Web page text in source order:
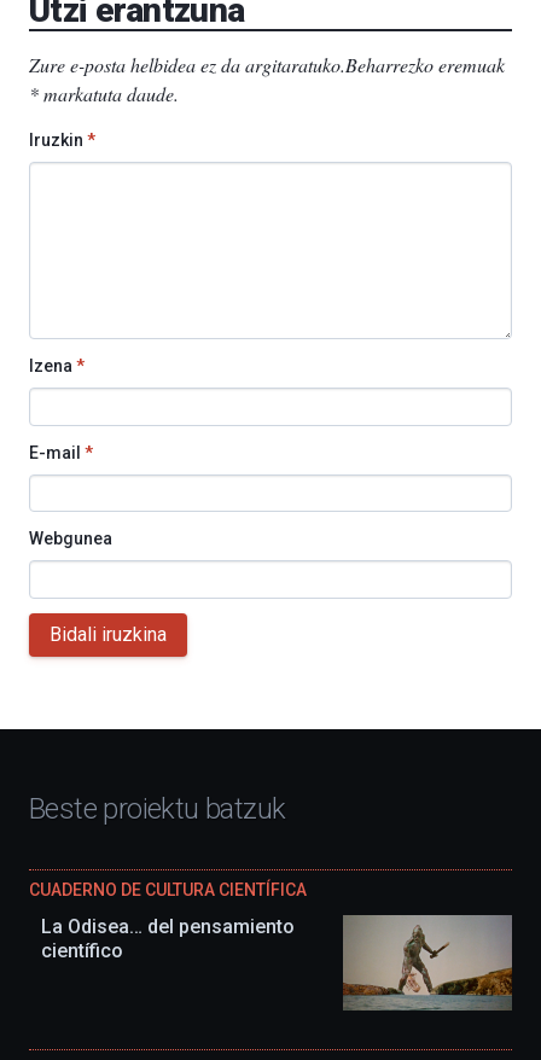
Utzi erantzuna
Zure e-posta helbidea ez da argitaratuko.Beharrezko eremuak
*markatuta daude.
Iruzkin *
Izena*
E-mail *
Webgunea
Bidali iruzkina
Beste proiektu batzuk
CUADERNO DE CULTURA CIENTÍFICA
La Odisea… del pensamiento
científico